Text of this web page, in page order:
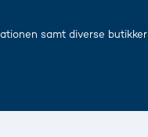
samt diverse butikker